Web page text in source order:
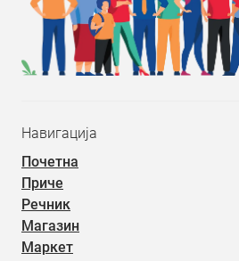
Навигација
Почетна
Приче
Речник
Магазин
Маркет